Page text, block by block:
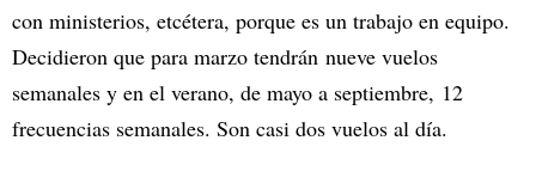
con ministerios, etcétera, porque es un trabajo en equipo.
Decidieron que para marzo tendrán nueve vuelos
semanales y en el verano, de mayo a septiembre, 12
frecuencias semanales. Son casi dos vuelos al día.